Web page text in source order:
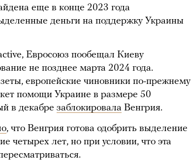
еще в конце 2023 года
деньги на поддержку Украины
Евросоюз пообещал Киеву
не позднее марта 2024 года.
европейские чиновники по-прежнему
помощи Украине в размере 50
в декабре заблокировала Венгрия.
, что Венгрия готова одобрить выделение
четырех лет, но при условии, что эта